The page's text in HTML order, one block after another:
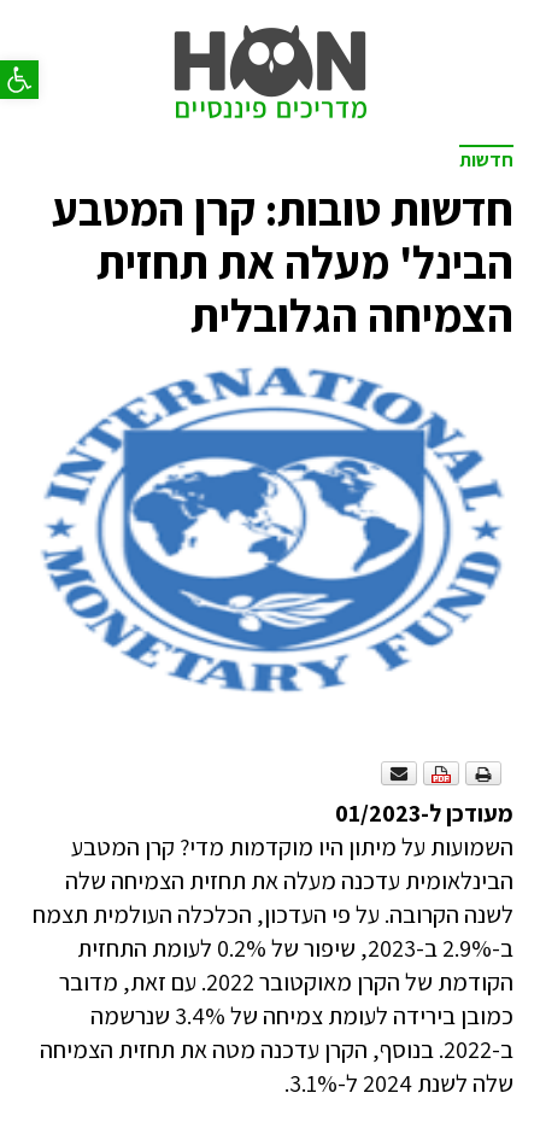
פתח
חדשות
חדשות טובות: קרן המטבע
הבינל' מעלה את תחזית
הצמיחה הגלובלית
מעודכן ל-01/2023
השמועות על מיתון היו מוקדמות מדי? קרן המטבע
הבינלאומית עדכנה מעלה את תחזית הצמיחה שלה
לשנה הקרובה. על פי העדכון, הכלכלה העולמית תצמח
ב-2.9% ב-2023, שיפור של 0.2% לעומת התחזית
הקודמת של הקרן מאוקטובר 2022. עם זאת, מדובר
כמובן בירידה לעומת צמיחה של 3.4% שנרשמה
ב-2022. בנוסף, הקרן עדכנה מטה את תחזית הצמיחה
שלה לשנת 2024 ל-3.1%.